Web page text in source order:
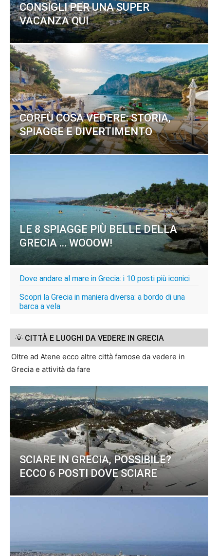
CONSIGLI PER UNA SUPER
VACANZA QUI
CORFÙ COSA VEDERE: STORIA,
SPIAGGE E DIVERTIMENTO
LE 8 SPIAGGE PIÙ BELLE DELLA
GRECIA … WOOOW!
Dove andare al mare in Grecia: i 10 posti più iconici
Scopri la Grecia in maniera diversa: a bordo di una
barca a vela
🌞 CITTÀ E LUOGHI DA VEDERE IN GRECIA
Oltre ad Atene ecco altre città famose da vedere in
Grecia e attività da fare
SCIARE IN GRECIA, POSSIBILE?
ECCO 6 POSTI DOVE SCIARE